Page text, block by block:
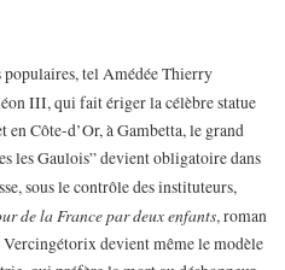
tel Amédée Thierry
III, qui fait ériger la célèbre statue
Côte-d’Or, à Gambetta, le grand
les Gaulois” devient obligatoire dans
sous le contrôle des instituteurs,
de la France par deux enfants, roman
devient même le modèle